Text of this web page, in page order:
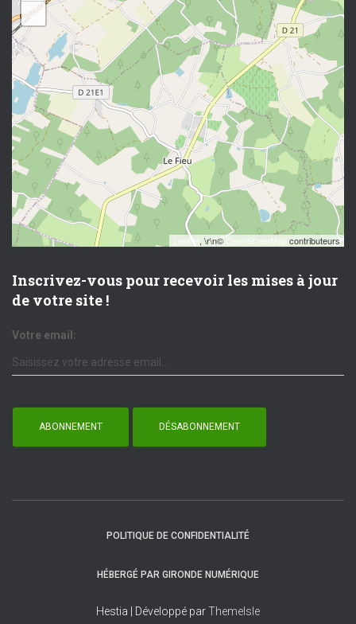
−
Leaflet, \r\n©OpenStreetMap contributeurs
Inscrivez-vous pour recevoir les mises à jour
de votre site !
Votre email:
POLITIQUE DE CONFIDENTIALITÉ
HÉBERGÉ PAR GIRONDE NUMÉRIQUE
Hestia | Développé parThemeIsle